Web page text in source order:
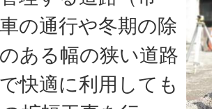
の通行や冬期の除
ある幅の狭い道路
快適に利用しても